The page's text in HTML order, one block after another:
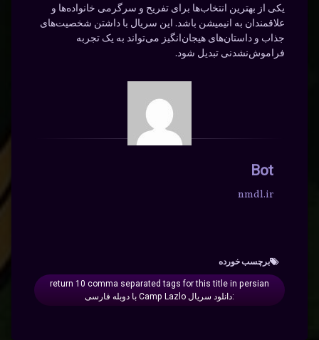
یکی از بهترین انتخاب‌ها برای تفریح و سرگرمی خانواده‌ها و
علاقمندان به انیمیشن باشد. این سریال با داشتن شخصیت‌های
جذاب و داستان‌های هیجان‌انگیز می‌تواند به یک تجربه
فراموش‌نشدنی تبدیل شود.
Bot
nmdl.ir
برچسب‌ خورده
return 10 comma separated tags for this title in persian
:دانلود سریال Camp Lazlo با دوبله فارسی